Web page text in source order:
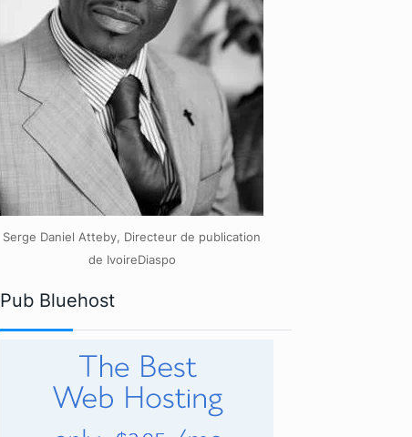
Serge Daniel Atteby, Directeur de publication
de IvoireDiaspo
Pub Bluehost